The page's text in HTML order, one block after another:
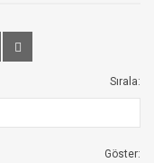
Sırala:
Göster: